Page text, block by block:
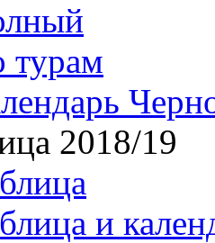
турам
2018/19
и